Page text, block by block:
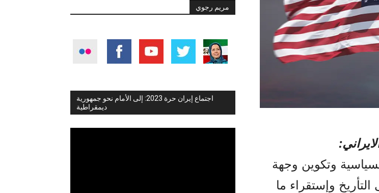
مريم رجوي
اجتماع إيران حرة 2023: إلى الأمام نحو جمهورية
ديمقراطية
وتکوين وجهة
وإستقراء ما